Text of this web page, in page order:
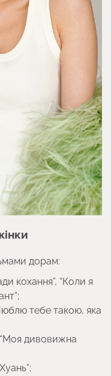
дорам:
кохання”, “Коли я
тебе такою, яка
“Моя дивовижна